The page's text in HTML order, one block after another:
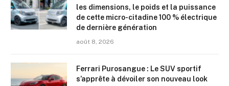
les dimensions, le poids et la puissance
de cette micro-citadine 100 % électrique
de dernière génération
août 8, 2026
Ferrari Purosangue : Le SUV sportif
s’apprête à dévoiler son nouveau look